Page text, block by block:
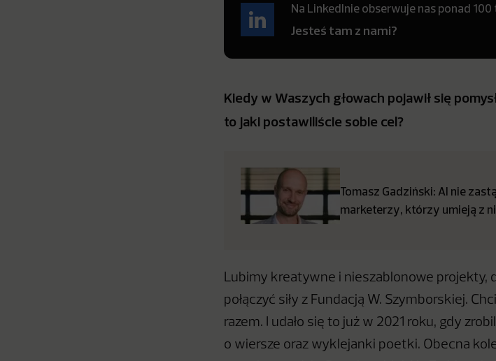
Na LinkedInie obserwuje nas ponad 100
Jesteś tam z nami?
Kiedy w Waszych głowach pojawił się
to jaki postawiliście sobie cel?
Tomasz Gadziński: AI nie
marketerzy, którzy umieją z
Lubimy kreatywne i nieszablonowe projekty,
połączyć siły z Fundacją W. Szymborskiej.
razem. I udało się to już w 2021 roku, gdy
o wiersze oraz wyklejanki poetki. Obecna